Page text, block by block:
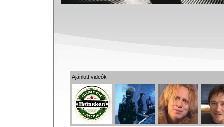
Ajánlott videók